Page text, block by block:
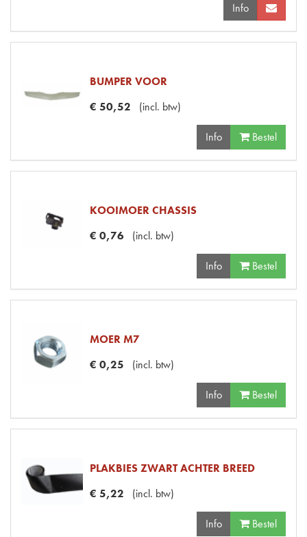
Info
BUMPER VOOR
€ 50,52 (incl. btw)
Info Bestel
KOOIMOER CHASSIS
€ 0,76 (incl. btw)
Info Bestel
MOER M7
€ 0,25 (incl. btw)
Info Bestel
PLAKBIES ZWART ACHTER BREED
€ 5,22 (incl. btw)
Info Bestel